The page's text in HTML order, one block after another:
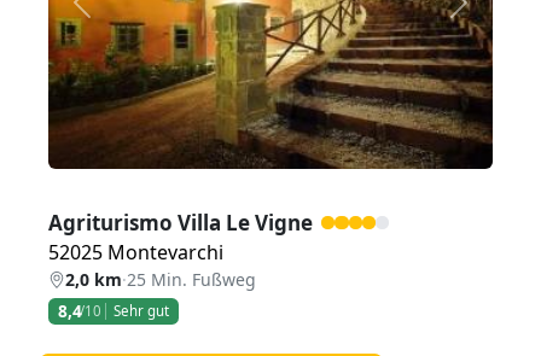
Zurück Weiter
Agriturismo Villa Le Vigne
52025 Montevarchi
2,0 km·25 Min. Fußweg
8,4/10 Sehr gut